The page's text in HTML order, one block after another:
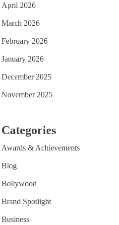
April 2026
March 2026
February 2026
January 2026
December 2025
November 2025
Categories
Awards & Achievements
Blog
Bollywood
Brand Spotlight
Business